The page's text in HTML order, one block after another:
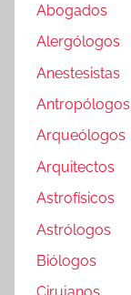
Abogados
Alergólogos
Anestesistas
Antropólogos
Arqueólogos
Arquitectos
Astrofísicos
Astrólogos
Biólogos